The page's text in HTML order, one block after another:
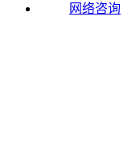
网络咨询